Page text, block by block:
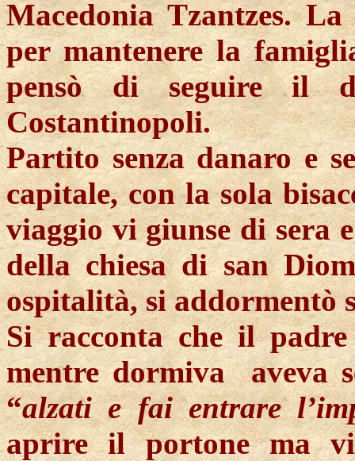
Macedonia Tzantzes.
per mantenere la
pensò di seguire il
Costantinopoli.
Partito senza danaro e
capitale, con la sola
viaggio vi giunse di sera
della chiesa di san
ospitalità, si addormentò
Si racconta che il
mentre dormiva aveva
“alzati e fai entrare
aprire il portone ma